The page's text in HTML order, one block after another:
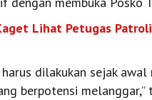
Lihat Petugas
harus dilakukan sejak
berpotensi melanggar,”